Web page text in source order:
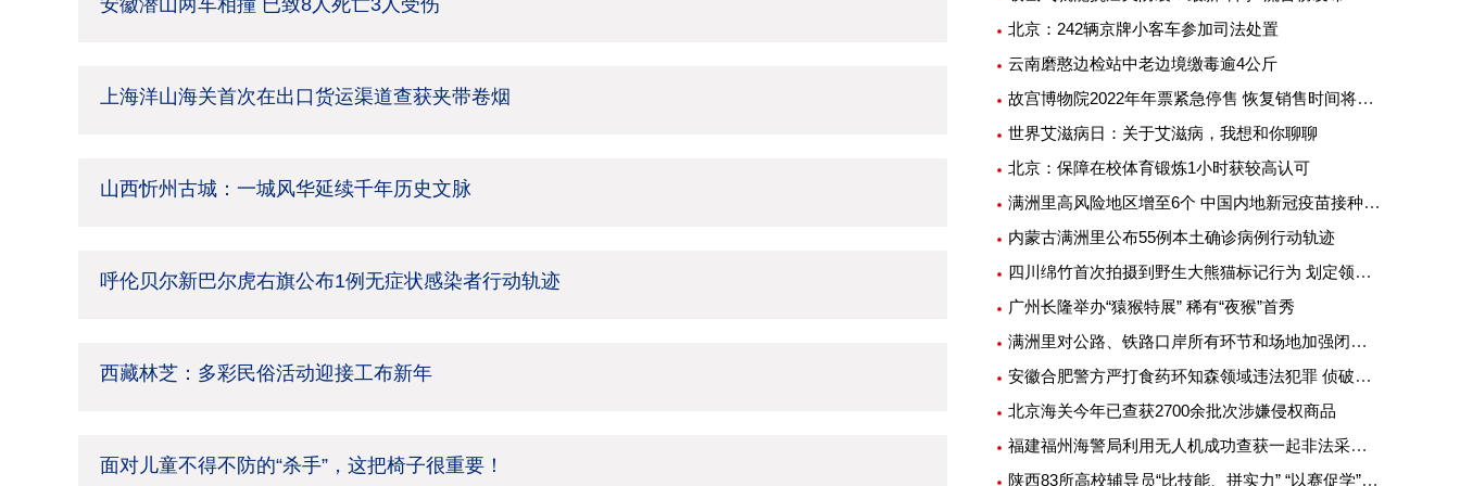
上海洋山海关首次在出口货运渠道查获夹带卷烟
山西忻州古城：一城风华延续千年历史文脉
呼伦贝尔新巴尔虎右旗公布1例无症状感染者行动轨迹
西藏林芝：多彩民俗活动迎接工布新年
面对儿童不得不防的“杀手”，这把椅子很重要！
北京：242辆京牌小客车参加司法处置
云南磨憨边检站中老边境缴毒逾4公斤
故宫博物院2022年年票紧急停售 恢复销售时间将另行公告
世界艾滋病日：关于艾滋病，我想和你聊聊
北京：保障在校体育锻炼1小时获较高认可
满洲里高风险地区增至6个 中国内地新冠疫苗接种超25亿剂次
内蒙古满洲里公布55例本土确诊病例行动轨迹
四川绵竹首次拍摄到野生大熊猫标记行为 划定领地或吸引异性
广州长隆举办“猿猴特展” 稀有“夜猴”首秀
满洲里对公路、铁路口岸所有环节和场地加强闭环管理
安徽合肥警方严打食药环知森领域违法犯罪 侦破重特大案件14起
北京海关今年已查获2700余批次涉嫌侵权商品
福建福州海警局利用无人机成功查获一起非法采矿案
陕西83所高校辅导员“比技能、拼实力” “以赛促学”提升专业素质